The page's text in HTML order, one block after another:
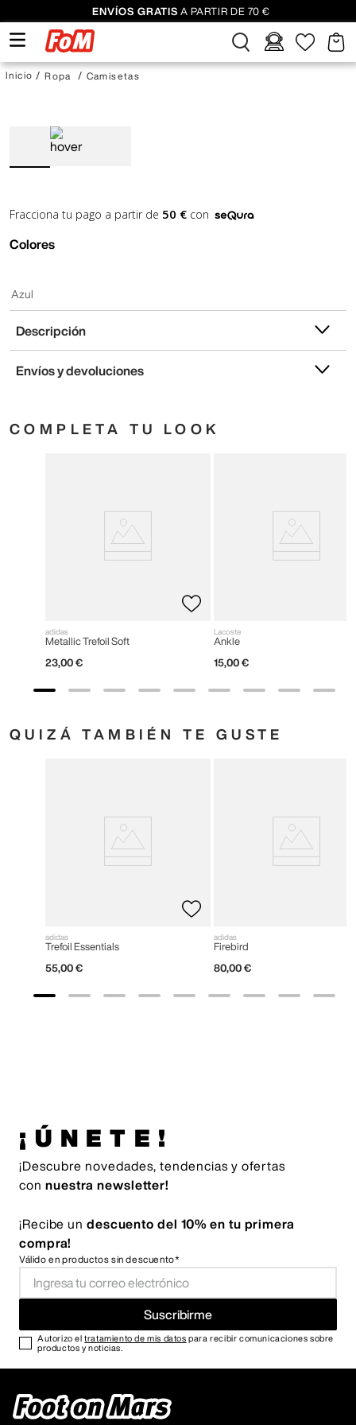
ENVÍOS GRATIS A PARTIR DE 70 €
Ropa Camisetas
Fracciona tu pago a partir de 50 € con
Colores
Azul
Descripción
Envíos y devoluciones
COMPLETA TU LOOK
adidas
Metallic Trefoil Soft
23,00 €
Lacoste
Ankle
15,00 €
QUIZÁ TAMBIÉN TE GUSTE
adidas
Trefoil Essentials
55,00 €
adidas
Firebird
80,00 €
¡ÚNETE!
¡Descubre novedades, tendencias y ofertas
con nuestra newsletter!
¡Recibe un descuento del 10% en tu primera
compra!
Válido en productos sin descuento*
Suscribirme
Autorizo eltratamiento de mis datos para recibir comunicaciones sobre
productos y noticias.